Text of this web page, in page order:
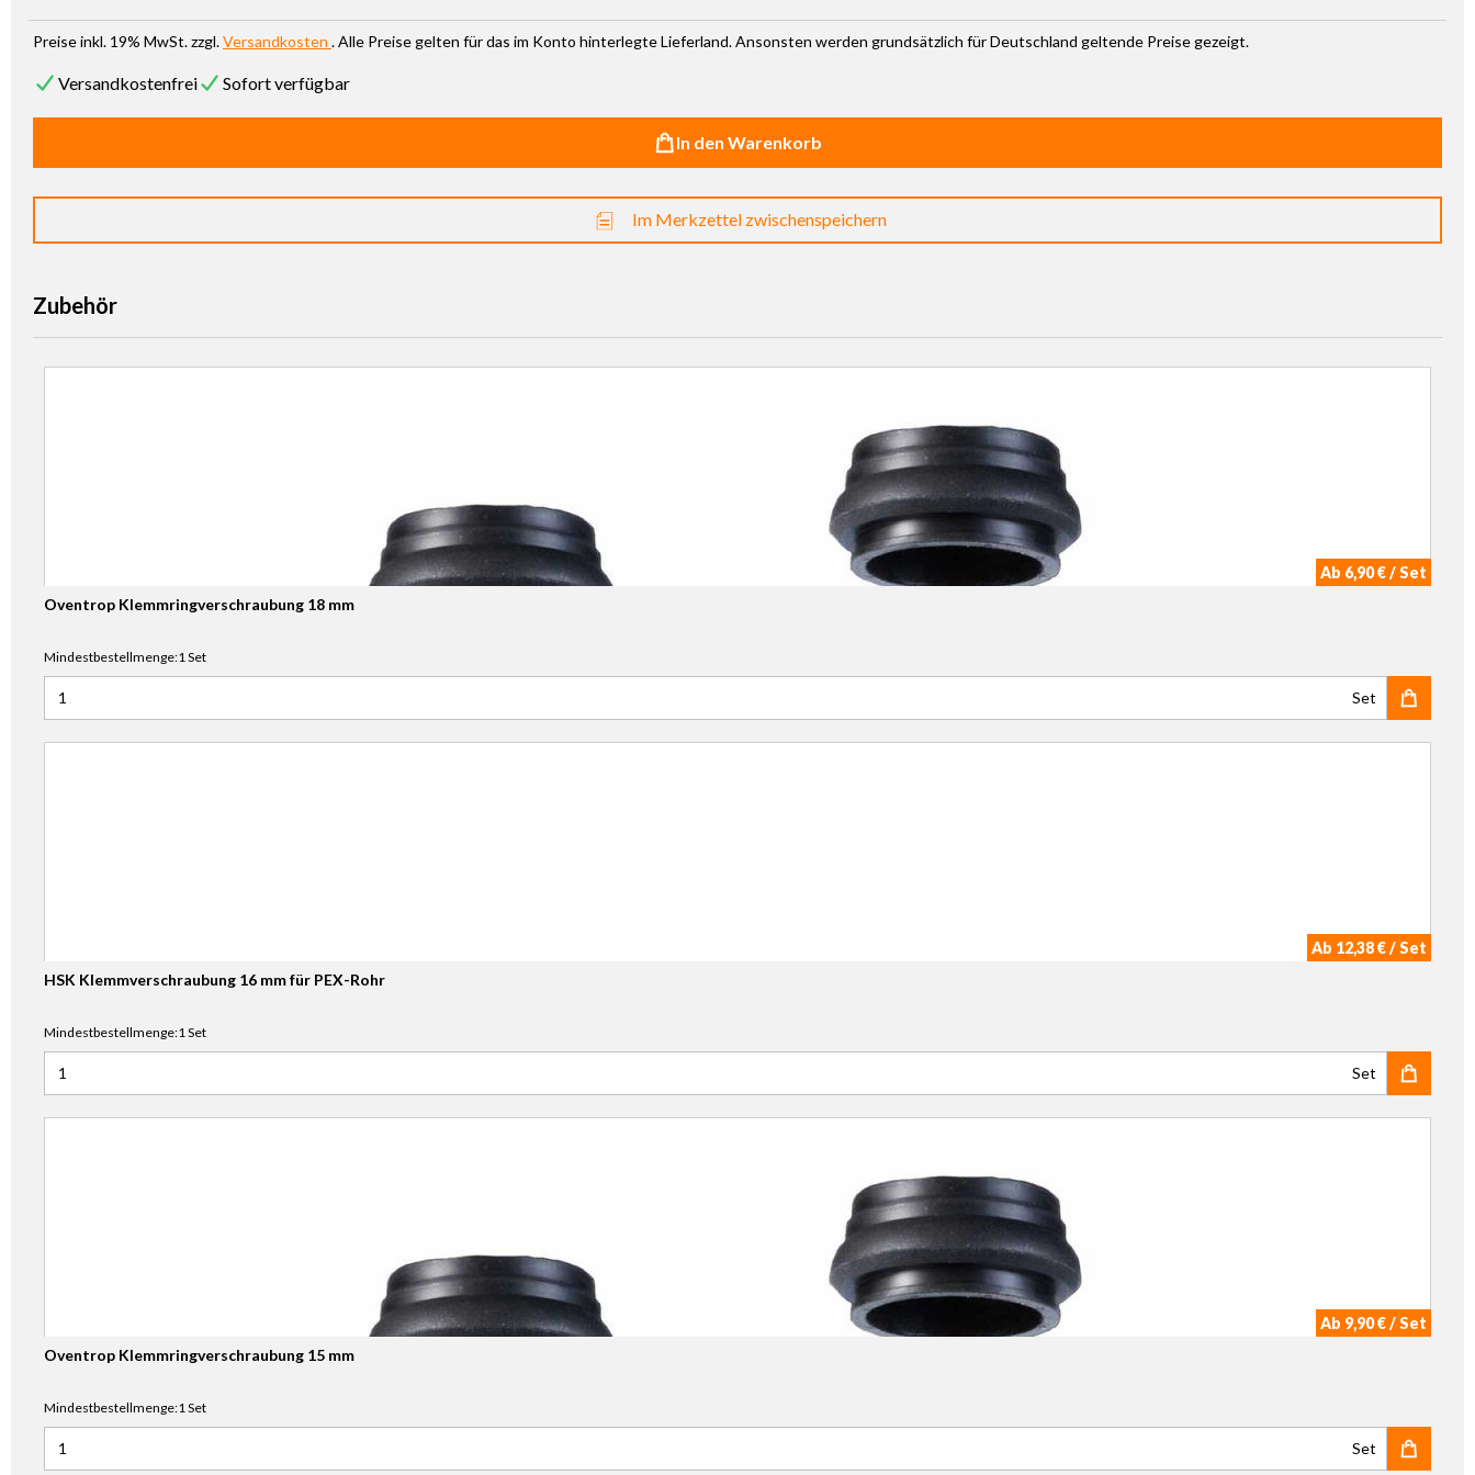
Preise inkl. 19% MwSt. zzgl.Versandkosten . Alle Preise gelten für das im Konto hinterlegte Lieferland. Ansonsten werden grundsätzlich für Deutschland geltende Preise gezeigt.
Versandkostenfrei Sofort verfügbar
In den Warenkorb
Im Merkzettel zwischenspeichern
Zubehör
Ab 6,90 € / Set
Oventrop Klemmringverschraubung 18 mm
Mindestbestellmenge:1 Set
Anzahl für Oventrop Klemmringverschraubung 18 mm
Set
Ab 12,38 € / Set
HSK Klemmverschraubung 16 mm für PEX-Rohr
Mindestbestellmenge:1 Set
Anzahl für HSK Klemmverschraubung 16 mm für PEX-Rohr
Set
Ab 9,90 € / Set
Oventrop Klemmringverschraubung 15 mm
Mindestbestellmenge:1 Set
Anzahl für Oventrop Klemmringverschraubung 15 mm
Set